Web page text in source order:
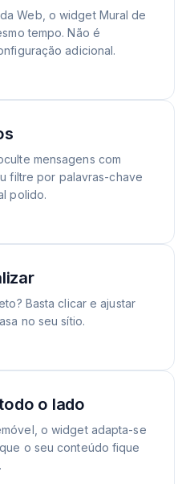
Web, o widget Mural de
tempo. Não é
adicional.
mensagens com
filtre por palavras-chave
polido.
Basta clicar e ajustar
no seu sítio.
o lado
o widget adapta-se
o seu conteúdo fique